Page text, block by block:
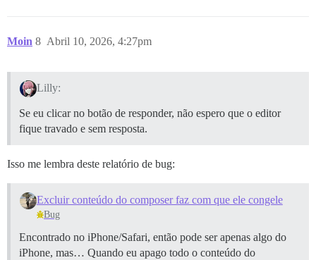
Moin Abril 10, 2026, 4:27pm
8
Lilly:
Se eu clicar no botão de responder, não espero que o editor
fique travado e sem resposta.
Isso me lembra deste relatório de bug:
Excluir conteúdo do composer faz com que ele congele
Bug
Encontrado no iPhone/Safari, então pode ser apenas algo do
iPhone, mas… Quando eu apago todo o conteúdo do